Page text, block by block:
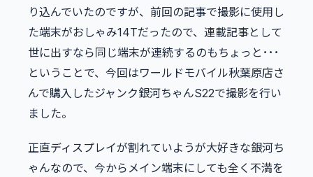
り込んでいたのですが、前回の記事で撮影に使用し
た端末がおしゃみ14Tだったので、連載記事として
世に出すなら同じ端末が連続するのもちょっと･･･
ということで、今回はワールドモバイル秋葉原店さ
んで購入したジャンク銀河ちゃんS22で撮影を行い
ました。
正直ディスプレイが割れていようが大好きな銀河ち
ゃんなので、今からメイン端末にしても全く不満を